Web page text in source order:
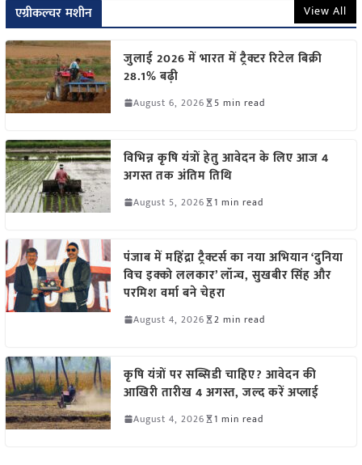
एग्रीकल्चर मशीन View All
जुलाई 2026 में भारत में ट्रैक्टर रिटेल बिक्री
28.1% बढ़ी
August 6, 2026 5 min read
विभिन्न कृषि यंत्रों हेतु आवेदन के लिए आज 4
अगस्त तक अंतिम तिथि
August 5, 2026 1 min read
पंजाब में महिंद्रा ट्रैक्टर्स का नया अभियान ‘दुनिया
विच इक्को ललकार’ लॉन्च, सुखबीर सिंह और
परमिश वर्मा बने चेहरा
August 4, 2026 2 min read
कृषि यंत्रों पर सब्सिडी चाहिए? आवेदन की
आखिरी तारीख 4 अगस्त, जल्द करें अप्लाई
August 4, 2026 1 min read